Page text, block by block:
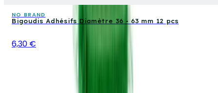
NO BRAND
Bigoudis Adhésifs Diamètre 36 - 63 mm 12 pcs
6,30 €